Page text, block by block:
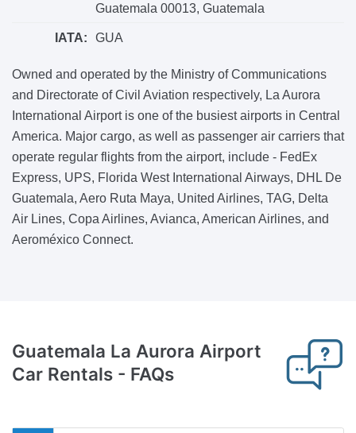
Guatemala 00013, Guatemala
IATA: GUA
Owned and operated by the Ministry of Communications
and Directorate of Civil Aviation respectively, La Aurora
International Airport is one of the busiest airports in Central
America. Major cargo, as well as passenger air carriers that
operate regular flights from the airport, include - FedEx
Express, UPS, Florida West International Airways, DHL De
Guatemala, Aero Ruta Maya, United Airlines, TAG, Delta
Air Lines, Copa Airlines, Avianca, American Airlines, and
Aeroméxico Connect.
Guatemala La Aurora Airport
Car Rentals - FAQs